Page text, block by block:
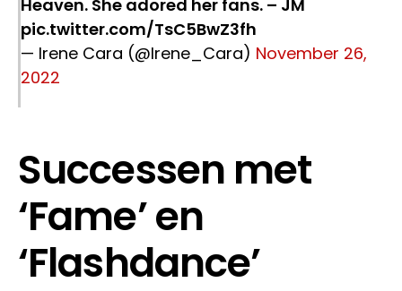
Heaven. She adored her fans. – JM
pic.twitter.com/TsC5BwZ3fh
— Irene Cara (@Irene_Cara) November 26,
2022
Successen met
‘Fame’ en
‘Flashdance’